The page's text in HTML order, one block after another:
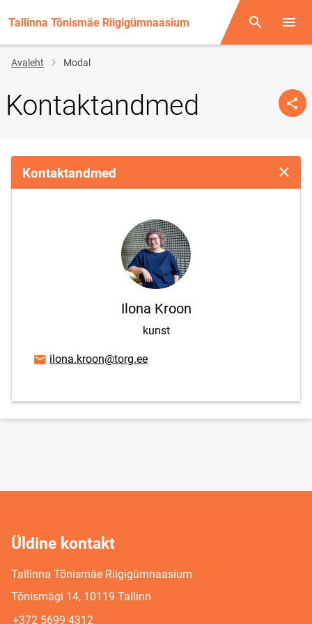
Tallinna Tõnismäe Riigigümnaasium Otsing
Jälglink
Avaleht Modal
Kontaktandmed
Kontaktandmed Sulge
Ilona Kroon
kunst
E-posti aadress
ilona.kroon@torg.ee
Üldine kontakt
Tallinna Tõnismäe Riigigümnaasium
Tõnismägi 14, 10119 Tallinn
+372 5699 4312